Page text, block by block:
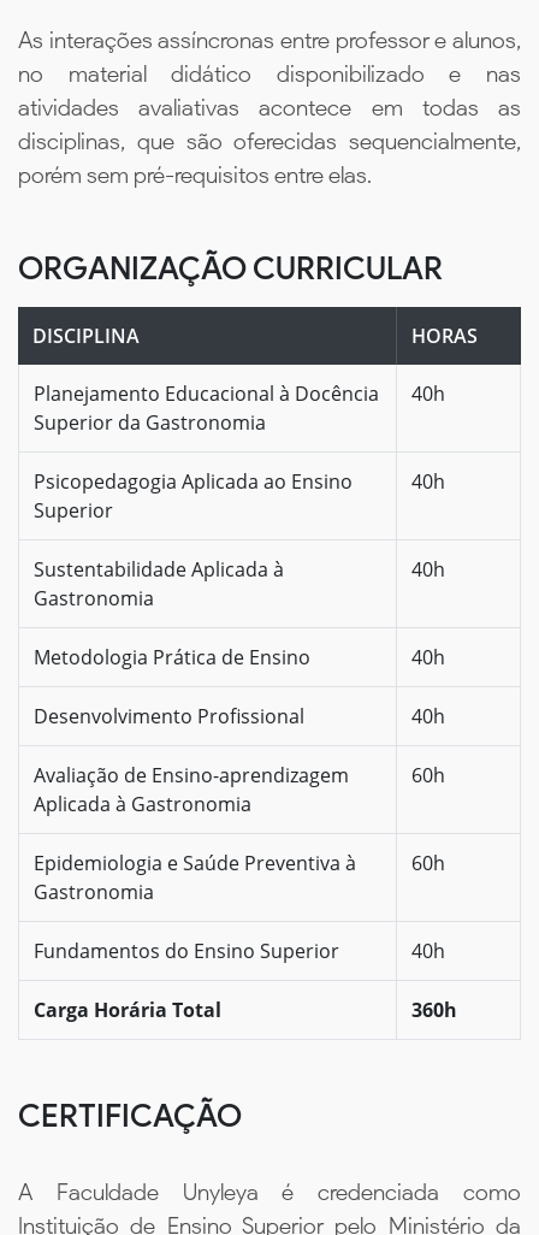
As interações assíncronas entre professor e alunos,
no material didático disponibilizado e nas
atividades avaliativas acontece em todas as
disciplinas, que são oferecidas sequencialmente,
porém sem pré-requisitos entre elas.
ORGANIZAÇÃO CURRICULAR
DISCIPLINA HORAS
Planejamento Educacional à Docência
Superior da Gastronomia
40h
Psicopedagogia Aplicada ao Ensino
Superior
40h
Sustentabilidade Aplicada à
Gastronomia
40h
Metodologia Prática de Ensino 40h
Desenvolvimento Profissional 40h
Avaliação de Ensino-aprendizagem
Aplicada à Gastronomia
60h
Epidemiologia e Saúde Preventiva à
Gastronomia
60h
Fundamentos do Ensino Superior 40h
Carga Horária Total 360h
CERTIFICAÇÃO
A Faculdade Unyleya é credenciada como
Instituição de Ensino Superior pelo Ministério da